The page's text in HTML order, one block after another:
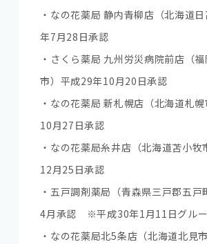
・なの花薬局 静内青柳店（北海道
年7月28日承認
・さくら薬局 九州労災病院前店（
市）平成29年10月20日承認
・なの花薬局 新札幌店（北海道札
10月27日承認
・なの花薬局糸井店（北海道苫小
12月25日承認
・五戸調剤薬局（青森県三戸郡五
4月承認 ※平成30年1月11日グルー
・なの花薬局北5条店（北海道北見